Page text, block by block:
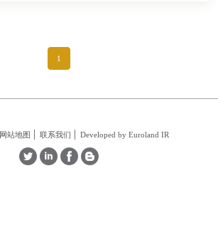
1
网站地图 联系我们 Developed by Euroland IR